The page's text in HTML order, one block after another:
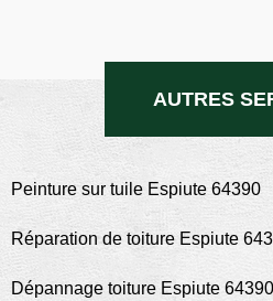
AUTRES
Peinture sur tuile Espiute 64390
Réparation de toiture Espiute
Dépannage toiture Espiute 64390